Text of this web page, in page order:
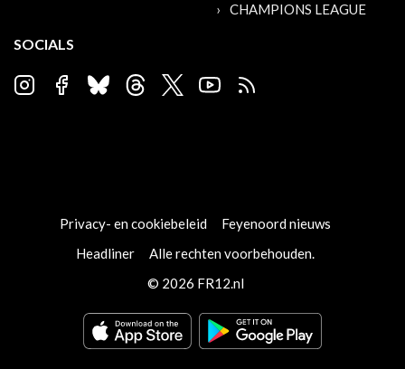
CHAMPIONS LEAGUE
SOCIALS
Privacy- en cookiebeleid
Feyenoord nieuws
Headliner
Alle rechten voorbehouden.
© 2026 FR12.nl